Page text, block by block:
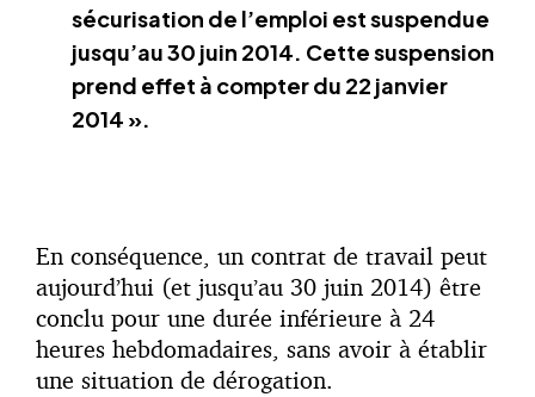
sécurisation de l’emploi est suspendue
jusqu’au 30 juin 2014. Cette suspension
prend effet à compter du 22 janvier
2014 ».
En conséquence, un contrat de travail peut
aujourd’hui (et jusqu’au 30 juin 2014) être
conclu pour une durée inférieure à 24
heures hebdomadaires, sans avoir à établir
une situation de dérogation.